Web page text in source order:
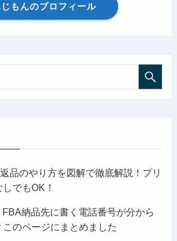
もんのプロフィール
品のやり方を図解で徹底解説！プリ
でもOK！
納品先に書く電話番号が分から
このページにまとめました